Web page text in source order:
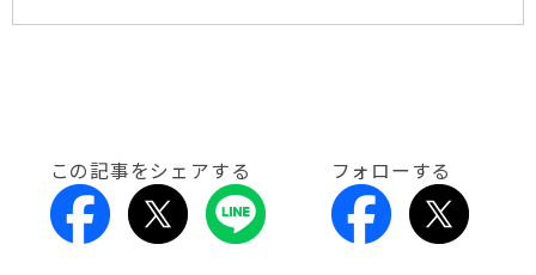
この記事をシェアする フォローする